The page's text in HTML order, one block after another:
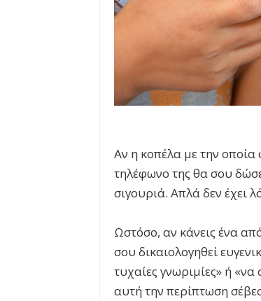
Αν η κοπέλα με την οποία
τηλέφωνο της θα σου
σιγουριά. Απλά δεν έχει
Ωστόσο, αν κάνεις ένα
σου δικαιολογηθεί
τυχαίες γνωριμίες» ή
αυτή την περίπτωση